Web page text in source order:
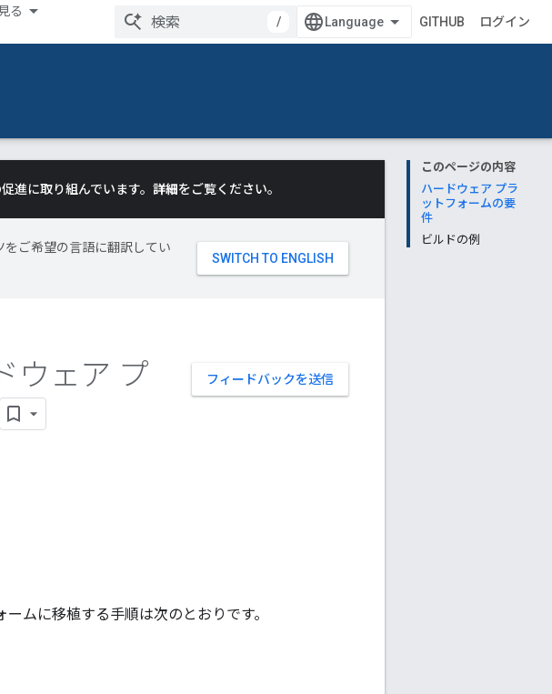
る
/ GITHUB ログイン
このページの内容
ハードウェア プラ
ットフォームの要
件
ビルドの例
進に取り組んでいます。 詳細をご覧ください。
をご希望の言語に翻訳してい
フィードバックを送信
ウェア プ
ムに移植する手順は次のとおりです。